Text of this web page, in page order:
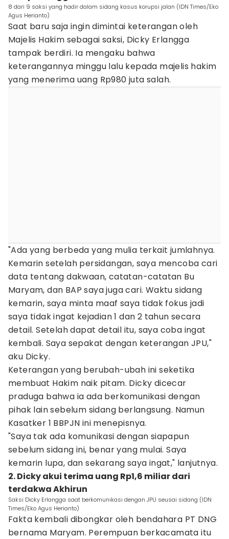
8 dari 9 saksi yang hadir dalam sidang kasus korupsi jalan (IDN Times/Eko
Agus Herianto)
Saat baru saja ingin dimintai keterangan oleh
Majelis Hakim sebagai saksi, Dicky Erlangga
tampak berdiri. Ia mengaku bahwa
keterangannya minggu lalu kepada majelis hakim
yang menerima uang Rp980 juta salah.
"Ada yang berbeda yang mulia terkait jumlahnya.
Kemarin setelah persidangan, saya mencoba cari
data tentang dakwaan, catatan-catatan Bu
Maryam, dan BAP saya juga cari. Waktu sidang
kemarin, saya minta maaf saya tidak fokus jadi
saya tidak ingat kejadian 1 dan 2 tahun secara
detail. Setelah dapat detail itu, saya coba ingat
kembali. Saya sepakat dengan keterangan JPU,"
aku Dicky.
Keterangan yang berubah-ubah ini seketika
membuat Hakim naik pitam. Dicky dicecar
praduga bahwa ia ada berkomunikasi dengan
pihak lain sebelum sidang berlangsung. Namun
Kasatker 1 BBPJN ini menepisnya.
"Saya tak ada komunikasi dengan siapapun
sebelum sidang ini, benar yang mulai. Saya
kemarin lupa, dan sekarang saya ingat," lanjutnya.
2. Dicky akui terima uang Rp1,6 miliar dari
terdakwa Akhirun
Saksi Dicky Erlangga saat berkomunikasi dengan JPU seusai sidang (IDN
Times/Eko Agus Herianto)
Fakta kembali dibongkar oleh bendahara PT DNG
bernama Maryam. Perempuan berkacamata itu